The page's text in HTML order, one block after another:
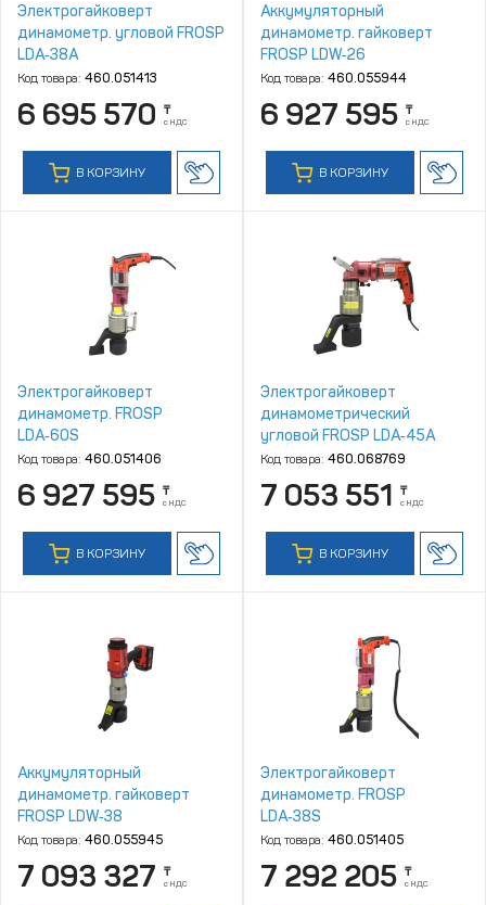
Электрогайковерт
динамометр. угловой FROSP
LDA‑38A
Код товара: 460.051413
6 695 570 ₸
с НДС
В КОРЗИНУ
Аккумуляторный
динамометр. гайковерт
FROSP LDW‑26
Код товара: 460.055944
6 927 595 ₸
с НДС
В КОРЗИНУ
Электрогайковерт
динамометр. FROSP
LDA‑60S
Код товара: 460.051406
6 927 595 ₸
с НДС
В КОРЗИНУ
Электрогайковерт
динамометрический
угловой FROSP LDA‑45A
Код товара: 460.068769
7 053 551 ₸
с НДС
В КОРЗИНУ
Аккумуляторный
динамометр. гайковерт
FROSP LDW‑38
Код товара: 460.055945
7 093 327 ₸
с НДС
Электрогайковерт
динамометр. FROSP
LDA‑38S
Код товара: 460.051405
7 292 205 ₸
с НДС